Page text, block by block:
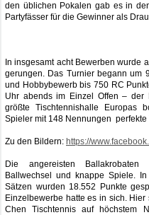
den üblichen Pokalen gab es in
Partyfässer für die Gewinner als
In insgesamt acht Bewerben wurde
gerungen. Das Turnier begann um
und Hobbybewerb bis 750 RC
Uhr abends im Einzel Offen – der
größte Tischtennishalle Europas
Spieler mit 148 Nennungen
Zu den Bildern: https://
Die angereisten Ballakrobaten
Ballwechsel und knappe Spiele.
Sätzen wurden 18.552 Punkte
Einzelbewerbe hatte es in sich.
Chen Tischtennis auf höchstem